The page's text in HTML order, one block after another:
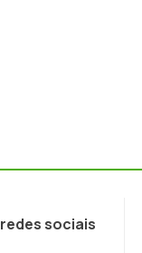
sociais